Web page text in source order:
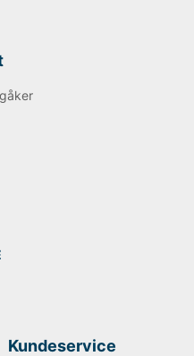
Kundeservice